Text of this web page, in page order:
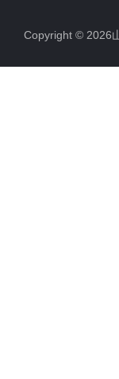
Copyright © 2026